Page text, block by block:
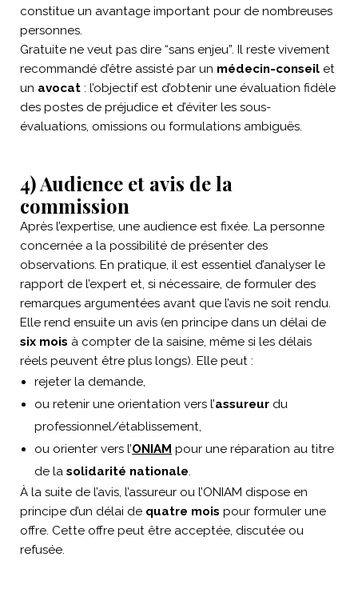
constitue un avantage important pour de nombreuses
personnes.
Gratuite ne veut pas dire “sans enjeu”. Il reste vivement
recommandé d’être assisté par un médecin-conseil et
un avocat : l’objectif est d’obtenir une évaluation fidèle
des postes de préjudice et d’éviter les sous-
évaluations, omissions ou formulations ambiguës.
4) Audience et avis de la
commission
Après l’expertise, une audience est fixée. La personne
concernée a la possibilité de présenter des
observations. En pratique, il est essentiel d’analyser le
rapport de l’expert et, si nécessaire, de formuler des
remarques argumentées avant que l’avis ne soit rendu.
Elle rend ensuite un avis (en principe dans un délai de
six mois à compter de la saisine, même si les délais
réels peuvent être plus longs). Elle peut :
rejeter la demande,
ou retenir une orientation vers l’assureur du
professionnel/établissement,
ou orienter vers l’ONIAM pour une réparation au titre
de lasolidarité nationale.
À la suite de l’avis, l’assureur ou l’ONIAM dispose en
principe d’un délai de quatre mois pour formuler une
offre. Cette offre peut être acceptée, discutée ou
refusée.